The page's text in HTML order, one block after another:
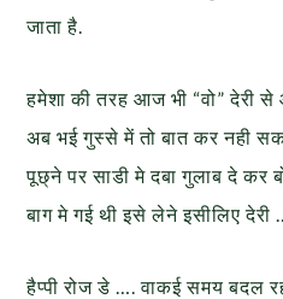
जाता है.
हमेशा की तरह आज भी “वो” देरी
अब भई गुस्से में तो बात कर नही
पूछ्ने पर साडी मे दबा गुलाब दे कर
बाग मे गई थी इसे लेने इसीलिए
हैप्पी रोज डे …. वाकई समय बदल